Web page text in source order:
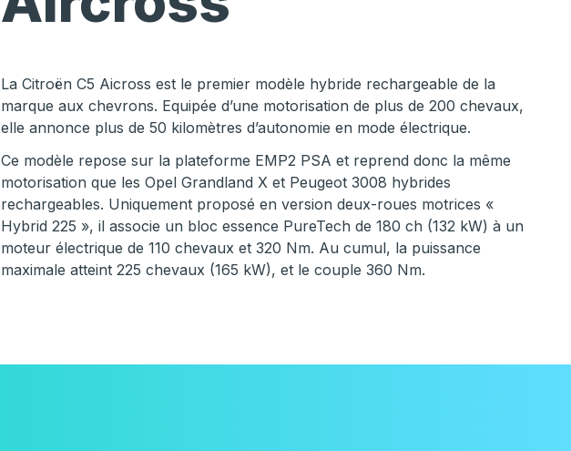
La Citroën C5 Aicross est le premier modèle hybride rechargeable de la
marque aux chevrons. Equipée d’une motorisation de plus de 200 chevaux,
elle annonce plus de 50 kilomètres d’autonomie en mode électrique.
Ce modèle repose sur la plateforme EMP2 PSA et reprend donc la même
motorisation que les Opel Grandland X et Peugeot 3008 hybrides
rechargeables. Uniquement proposé en version deux-roues motrices «
Hybrid 225 », il associe un bloc essence PureTech de 180 ch (132 kW) à un
moteur électrique de 110 chevaux et 320 Nm. Au cumul, la puissance
maximale atteint 225 chevaux (165 kW), et le couple 360 Nm.